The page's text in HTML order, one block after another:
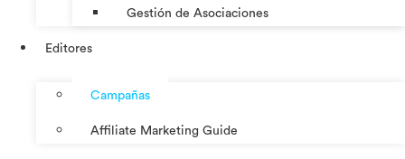
Gestión de Asociaciones
Editores
Campañas
Affiliate Marketing Guide